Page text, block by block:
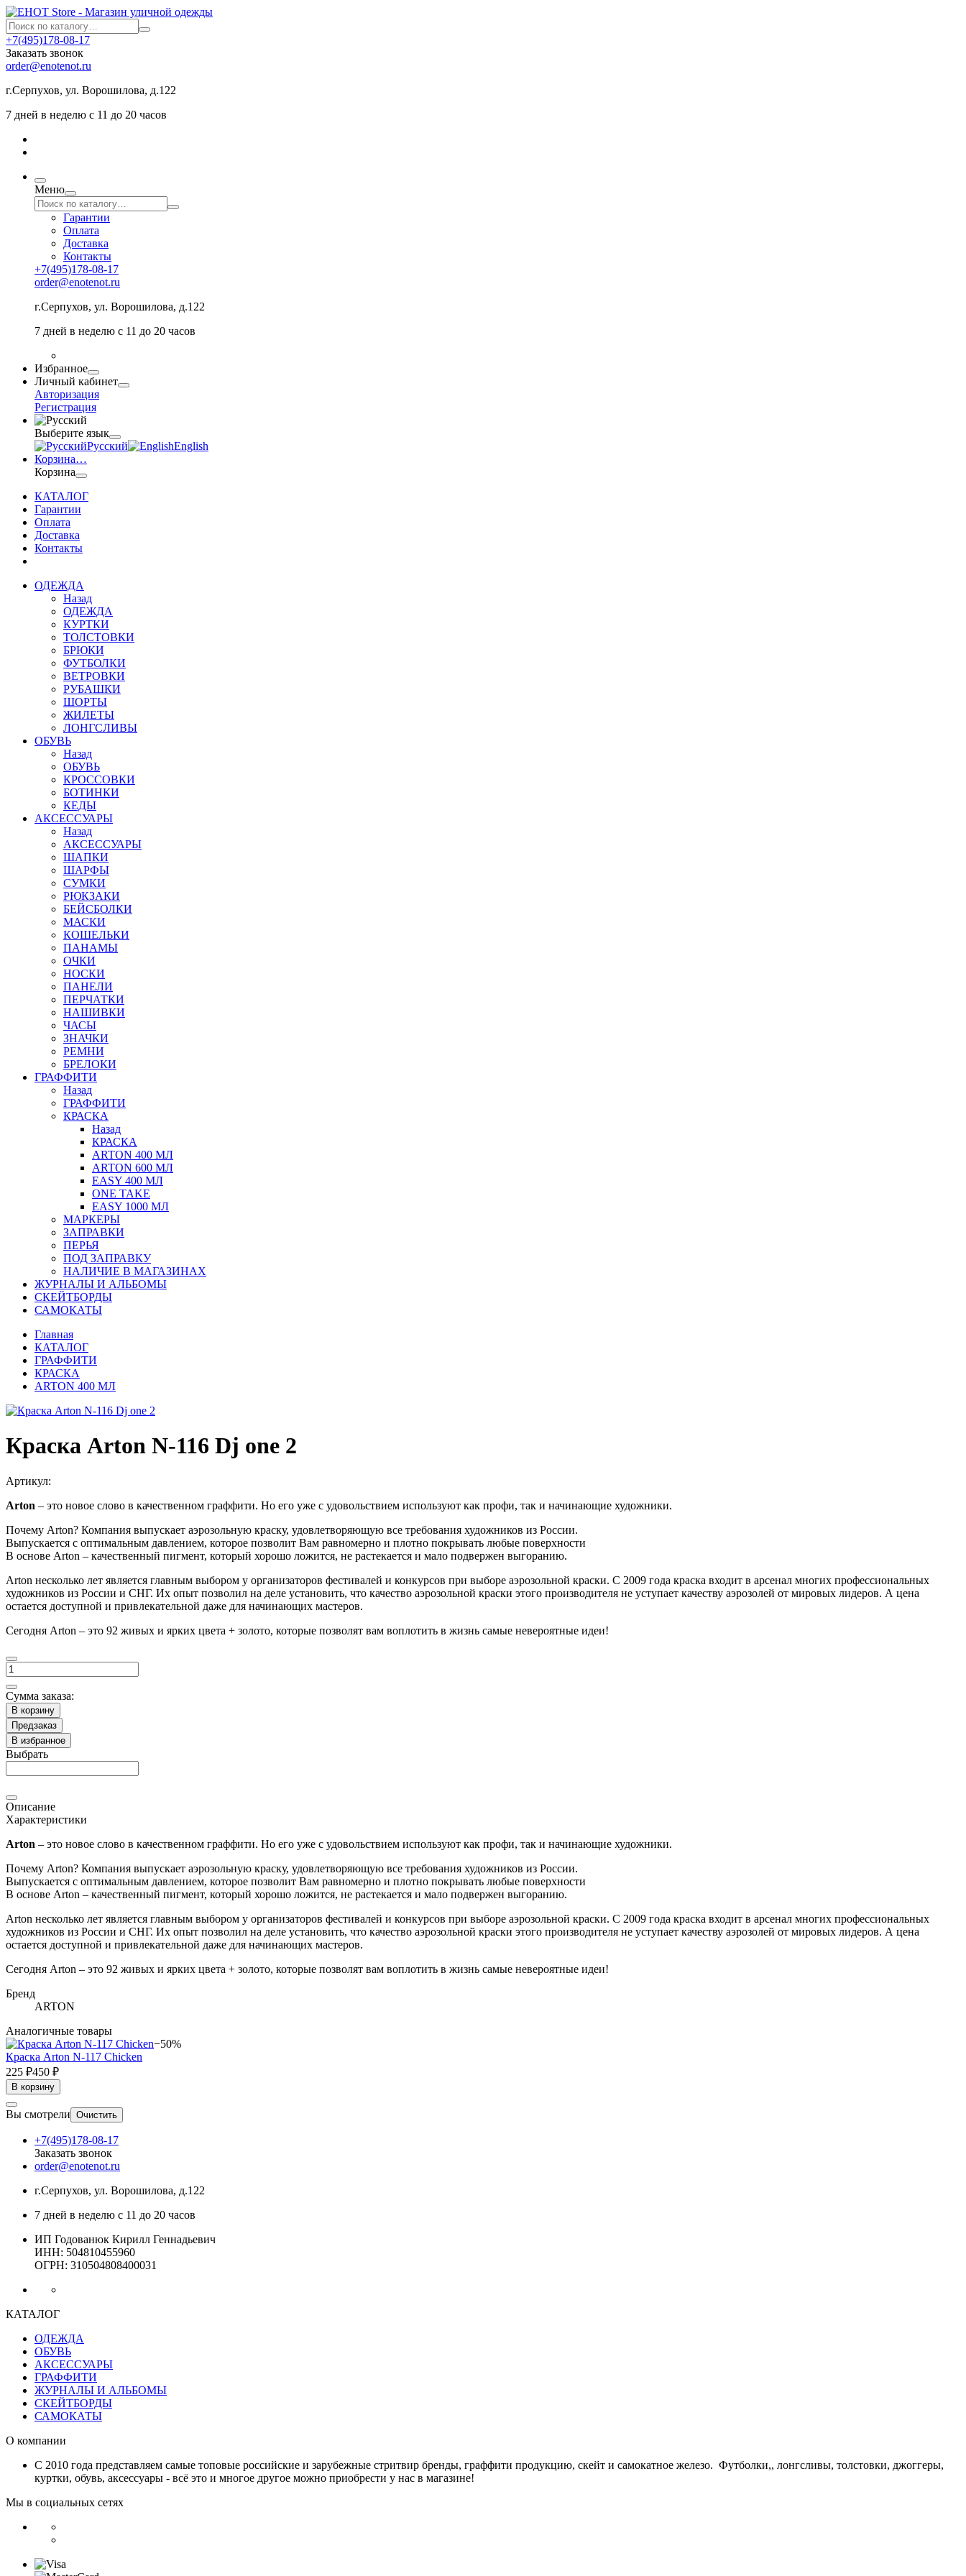
+7(495)178-08-17
Заказать звонок
order@enotenot.ru
г.Серпухов, ул. Ворошилова, д.122
7 дней в неделю с 11 до 20 часов
Меню
Гарантии
Оплата
Доставка
Контакты
+7(495)178-08-17
order@enotenot.ru
г.Серпухов, ул. Ворошилова, д.122
7 дней в неделю с 11 до 20 часов
Избранное
Личный кабинет
Авторизация
Регистрация
Выберите язык
Русский
English
Корзина…
Корзина
КАТАЛОГ
Гарантии
Оплата
Доставка
Контакты
ОДЕЖДА
Назад
ОДЕЖДА
КУРТКИ
ТОЛСТОВКИ
БРЮКИ
ФУТБОЛКИ
ВЕТРОВКИ
РУБАШКИ
ШОРТЫ
ЖИЛЕТЫ
ЛОНГСЛИВЫ
ОБУВЬ
Назад
ОБУВЬ
КРОССОВКИ
БОТИНКИ
КЕДЫ
АКСЕССУАРЫ
Назад
АКСЕССУАРЫ
ШАПКИ
ШАРФЫ
СУМКИ
РЮКЗАКИ
БЕЙСБОЛКИ
МАСКИ
КОШЕЛЬКИ
ПАНАМЫ
ОЧКИ
НОСКИ
ПАНЕЛИ
ПЕРЧАТКИ
НАШИВКИ
ЧАСЫ
ЗНАЧКИ
РЕМНИ
БРЕЛОКИ
ГРАФФИТИ
Назад
ГРАФФИТИ
КРАСКА
Назад
КРАСКА
ARTON 400 МЛ
ARTON 600 МЛ
EASY 400 МЛ
ONE TAKE
EASY 1000 МЛ
МАРКЕРЫ
ЗАПРАВКИ
ПЕРЬЯ
ПОД ЗАПРАВКУ
НАЛИЧИЕ В МАГАЗИНАХ
ЖУРНАЛЫ И АЛЬБОМЫ
СКЕЙТБОРДЫ
САМОКАТЫ
Главная
КАТАЛОГ
ГРАФФИТИ
КРАСКА
ARTON 400 МЛ
Краска Arton N-116 Dj one 2
Артикул:
Arton – это новое слово в качественном граффити. Но его уже с удовольствием используют как профи, так и начинающие художники.
Почему Arton? Компания выпускает аэрозольную краску, удовлетворяющую все требования художников из России.
Выпускается с оптимальным давлением, которое позволит Вам равномерно и плотно покрывать любые поверхности
В основе Arton – качественный пигмент, который хорошо ложится, не растекается и мало подвержен выгоранию.
Arton несколько лет является главным выбором у организаторов фестивалей и конкурсов при выборе аэрозольной краски. С 2009 года краска входит в арсенал многих профессиональных
художников из России и СНГ. Их опыт позволил на деле установить, что качество аэрозольной краски этого производителя не уступает качеству аэрозолей от мировых лидеров. А цена
остается доступной и привлекательной даже для начинающих мастеров.
Сегодня Arton – это 92 живых и ярких цвета + золото, которые позволят вам воплотить в жизнь самые невероятные идеи!
Сумма заказа:
В корзину
Предзаказ
В избранное
Выбрать
Описание
Характеристики
Arton – это новое слово в качественном граффити. Но его уже с удовольствием используют как профи, так и начинающие художники.
Почему Arton? Компания выпускает аэрозольную краску, удовлетворяющую все требования художников из России.
Выпускается с оптимальным давлением, которое позволит Вам равномерно и плотно покрывать любые поверхности
В основе Arton – качественный пигмент, который хорошо ложится, не растекается и мало подвержен выгоранию.
Arton несколько лет является главным выбором у организаторов фестивалей и конкурсов при выборе аэрозольной краски. С 2009 года краска входит в арсенал многих профессиональных
художников из России и СНГ. Их опыт позволил на деле установить, что качество аэрозольной краски этого производителя не уступает качеству аэрозолей от мировых лидеров. А цена
остается доступной и привлекательной даже для начинающих мастеров.
Сегодня Arton – это 92 живых и ярких цвета + золото, которые позволят вам воплотить в жизнь самые невероятные идеи!
Бренд
ARTON
Аналогичные товары
−50%
Краска Arton N-117 Chicken
225 ₽450 ₽
В корзину
Вы смотрели Очистить
+7(495)178-08-17
Заказать звонок
order@enotenot.ru
г.Серпухов, ул. Ворошилова, д.122
7 дней в неделю с 11 до 20 часов
ИП Годованюк Кирилл Геннадьевич
ИНН: 504810455960
ОГРН: 310504808400031
КАТАЛОГ
ОДЕЖДА
ОБУВЬ
АКСЕССУАРЫ
ГРАФФИТИ
ЖУРНАЛЫ И АЛЬБОМЫ
СКЕЙТБОРДЫ
САМОКАТЫ
О компании
С 2010 года представляем самые топовые российские и зарубежные стритвир бренды, граффити продукцию, скейт и самокатное железо. Футболки,, лонгсливы, толстовки, джоггеры,
куртки, обувь, аксессуары - всё это и многое другое можно приобрести у нас в магазине!
Мы в социальных сетях